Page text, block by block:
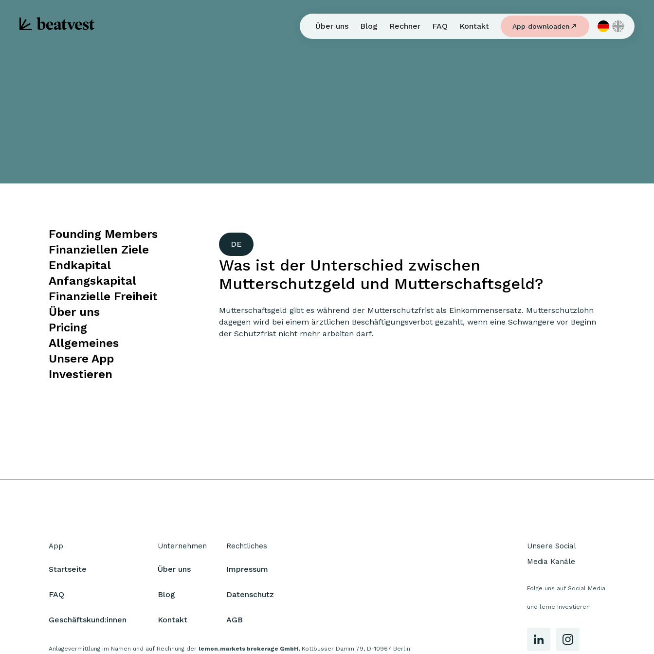
Über uns Blog Rechner FAQ Kontakt App downloaden
Founding Members
Finanziellen Ziele
Endkapital
Anfangskapital
Finanzielle Freiheit
Über uns
Pricing
Allgemeines
Unsere App
Investieren
DE
Was ist der Unterschied zwischen
Mutterschutzgeld und Mutterschaftsgeld?
Mutterschaftsgeld gibt es während der Mutterschutzfrist als Einkommensersatz. Mutterschutzlohn
dagegen wird bei einem ärztlichen Beschäftigungsverbot gezahlt, wenn eine Schwangere vor Beginn
der Schutzfrist nicht mehr arbeiten darf.
App
Startseite
FAQ
Geschäftskund:innen
Unternehmen
Über uns
Blog
Kontakt
Rechtliches
Impressum
Datenschutz
AGB
Anlagevermittlung im Namen und auf Rechnung der lemon.markets brokerage GmbH, Kottbusser Damm 79, D-10967 Berlin.
Unsere Social
Media Kanäle
Folge uns auf Social Media
und lerne Investieren